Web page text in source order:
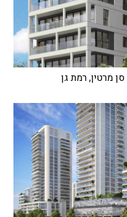
מרטין, רמת גן